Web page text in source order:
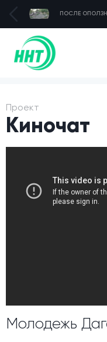
ПОСЛЕ
Проект
Киночат
Молодежь